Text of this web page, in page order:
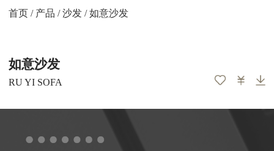
首页 / 产品 /沙发 / 如意沙发
如意沙发
RU YI SOFA